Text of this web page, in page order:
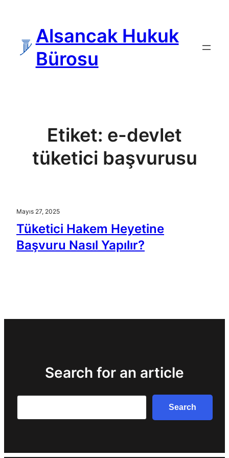
Alsancak Hukuk
Bürosu
Etiket: e-devlet
tüketici başvurusu
Mayıs 27, 2025
Tüketici Hakem Heyetine
Başvuru Nasıl Yapılır?
Search for an article
Search